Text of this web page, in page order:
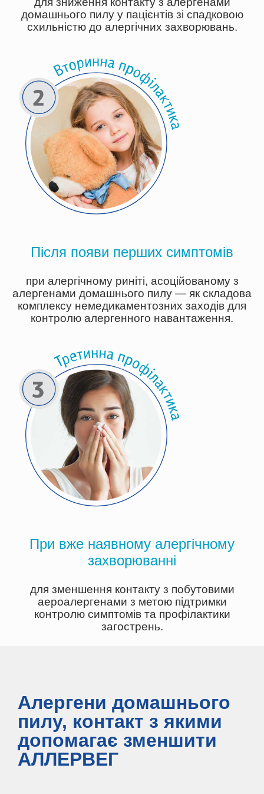
домашнього пилу у пацієнтів зі спадковою
схильністю до алергічних захворювань.
Після появи перших симптомів
при алергічному риніті, асоційованому з
алергенами домашнього пилу — як складова
комплексу немедикаментозних заходів для
контролю алергенного навантаження.
При вже наявному алергічному
захворюванні
для зменшення контакту з побутовими
аероалергенами з метою підтримки
контролю симптомів та профілактики
загострень.
Алергени домашнього
пилу, контакт з якими
допомагає зменшити
АЛЛЕРВЕГ